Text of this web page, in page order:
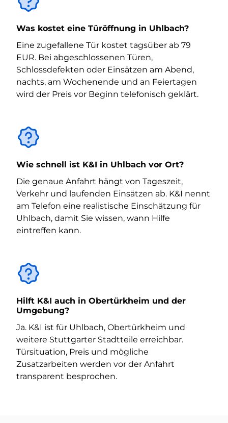
Was kostet eine Türöffnung in Uhlbach?
Eine zugefallene Tür kostet tagsüber ab 79
EUR. Bei abgeschlossenen Türen,
Schlossdefekten oder Einsätzen am Abend,
nachts, am Wochenende und an Feiertagen
wird der Preis vor Beginn telefonisch geklärt.
Wie schnell ist K&I in Uhlbach vor Ort?
Die genaue Anfahrt hängt von Tageszeit,
Verkehr und laufenden Einsätzen ab. K&I nennt
am Telefon eine realistische Einschätzung für
Uhlbach, damit Sie wissen, wann Hilfe
eintreffen kann.
Hilft K&I auch in Obertürkheim und der
Umgebung?
Ja. K&I ist für Uhlbach, Obertürkheim und
weitere Stuttgarter Stadtteile erreichbar.
Türsituation, Preis und mögliche
Zusatzarbeiten werden vor der Anfahrt
transparent besprochen.